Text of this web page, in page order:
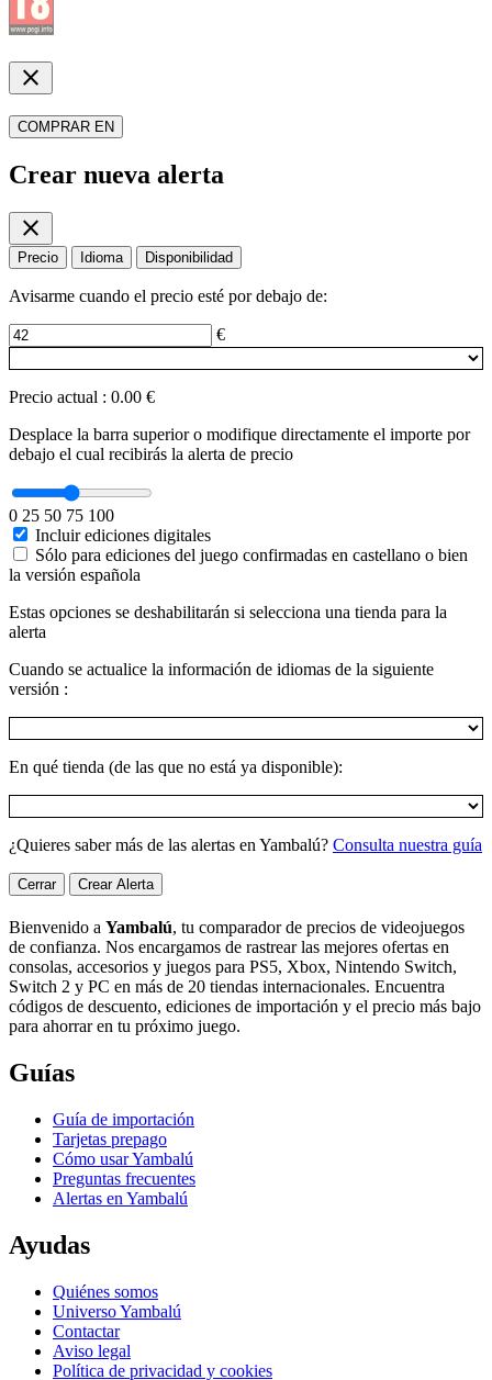
close
COMPRAR EN
Crear nueva alerta
close
Precio Idioma Disponibilidad
Avisarme cuando el precio esté por debajo de:
€
Precio actual : 0.00 €
Desplace la barra superior o modifique directamente el importe por
debajo el cual recibirás la alerta de precio
0 25 50 75 100
Incluir ediciones digitales
Sólo para ediciones del juego confirmadas en castellano o bien
la versión española
Estas opciones se deshabilitarán si selecciona una tienda para la
alerta
Cuando se actualice la información de idiomas de la siguiente
versión :
En qué tienda (de las que no está ya disponible):
¿Quieres saber más de las alertas en Yambalú? Consulta nuestra guía
Cerrar Crear Alerta
Bienvenido a Yambalú, tu comparador de precios de videojuegos
de confianza. Nos encargamos de rastrear las mejores ofertas en
consolas, accesorios y juegos para PS5, Xbox, Nintendo Switch,
Switch 2 y PC en más de 20 tiendas internacionales. Encuentra
códigos de descuento, ediciones de importación y el precio más bajo
para ahorrar en tu próximo juego.
Guías
Guía de importación
Tarjetas prepago
Cómo usar Yambalú
Preguntas frecuentes
Alertas en Yambalú
Ayudas
Quiénes somos
Universo Yambalú
Contactar
Aviso legal
Política de privacidad y cookies